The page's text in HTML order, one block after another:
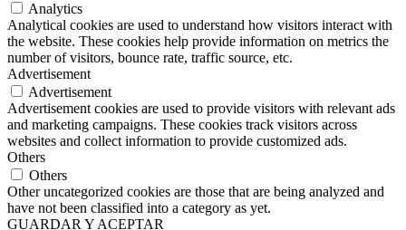
Analytics
Analytical cookies are used to understand how visitors interact with
the website. These cookies help provide information on metrics the
number of visitors, bounce rate, traffic source, etc.
Advertisement
Advertisement
Advertisement cookies are used to provide visitors with relevant ads
and marketing campaigns. These cookies track visitors across
websites and collect information to provide customized ads.
Others
Others
Other uncategorized cookies are those that are being analyzed and
have not been classified into a category as yet.
GUARDAR Y ACEPTAR